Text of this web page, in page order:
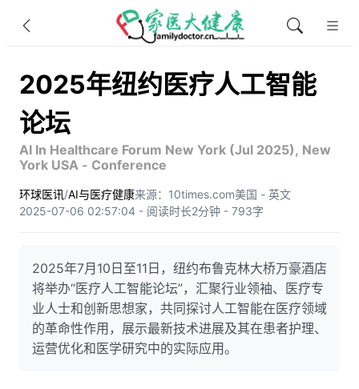
2025年纽约医疗人工智能
论坛
AI In Healthcare Forum New York (Jul 2025), New
York USA - Conference
环球医讯/AI与医疗健康来源：10times.com美国 - 英文
2025-07-06 02:57:04 - 阅读时长2分钟 - 793字
2025年7月10日至11日，纽约布鲁克林大桥万豪酒店
将举办“医疗人工智能论坛”，汇聚行业领袖、医疗专
业人士和创新思想家，共同探讨人工智能在医疗领域
的革命性作用，展示最新技术进展及其在患者护理、
运营优化和医学研究中的实际应用。